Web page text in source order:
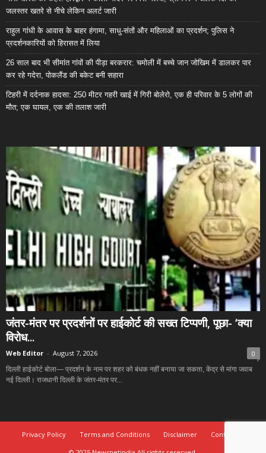
जलस्तर खतरे से नीचे लेकिन अलर्ट जारी
राहुल गांधी के आवास के बाहर हंगामा, साधु-संतों और महिलाओं का प्रदर्शन; पुलिस ने
प्रदर्शनकारियों को हिरासत में लिया
26 साल बाद भी सीमांत गांवों की पीड़ा बरकरार: चमोली में बच्चे जान जोखिम में डालकर पार
कर रहे गदेरा, पोकलैंड की बकेट बनी सहारा
टिहरी में दर्दनाक हादसा: 250 मीटर गहरी खाई में गिरी बोलेरो, एक ही परिवार के 5 लोगों की
मौत; एक घायल, एक की तलाश जारी
जंतर-मंतर पर प्रदर्शनों पर हाईकोर्ट की सख्त टिप्पणी, पूछा- ‘क्या
विरोध...
Web Editor - August 7, 2026 0
दिल्ली हाईकोर्ट बोला— प्रदर्शन के नाम पर शहर को बंधक नहीं बनाया जा सकता, केंद्र से मांगा जवाब
नई दिल्ली। राजधानी दिल्ली के जंतर-मंतर पर...
Privacy Policy Terms and Conditions Disclaimer
Contact Us